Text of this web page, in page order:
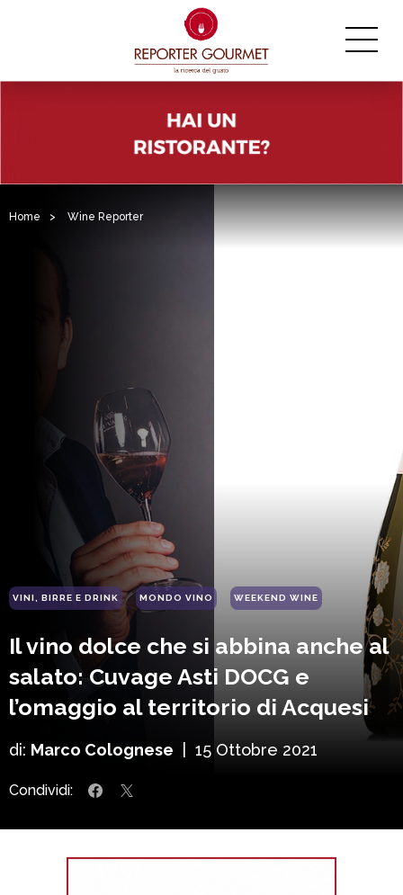
Home > Wine Reporter
VINI, BIRRE E DRINK MONDO VINO WEEKEND WINE
Il vino dolce che si abbina anche al
salato: Cuvage Asti DOCG e
l’omaggio al territorio di Acquesi
di: Marco Colognese 15 Ottobre 2021
Condividi: